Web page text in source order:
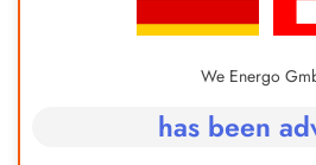
We Energo
has been